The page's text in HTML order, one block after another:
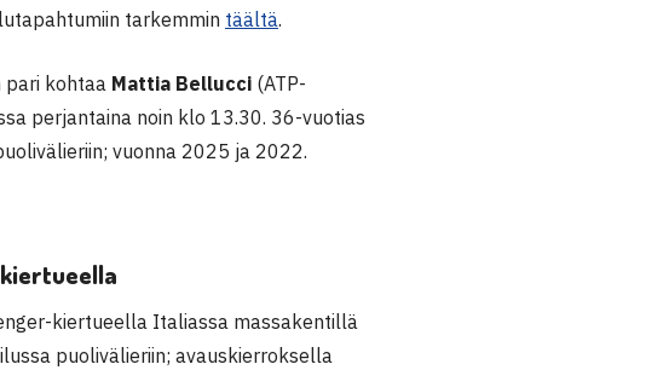
tarkemmin täältä.
pari kohtaa Mattia Bellucci (ATP-
perjantaina noin klo 13.30. 36-vuotias
vuonna 2025 ja 2022.
kiertueella Italiassa massakentillä
puolivälieriin; avauskierroksella